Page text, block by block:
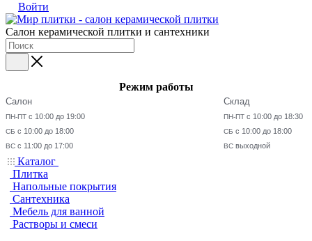
Войти
Салон керамической плитки и сантехники
Режим работы
Салон
ПН-ПТ с 10:00 до 19:00
СБ с 10:00 до 18:00
ВС с 11:00 до 17:00
Склад
ПН-ПТ с 10:00 до 18:30
СБ с 10:00 до 18:00
ВС выходной
Каталог
Плитка
Напольные покрытия
Сантехника
Мебель для ванной
Растворы и смеси